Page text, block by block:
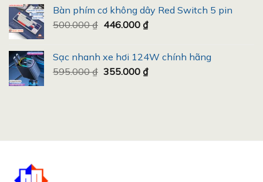
4.00
sao
là:
1.350.000 ₫.
tại
Bàn phím cơ không dây Red Switch 5 pin
500.000₫ Giá
500.000 ₫.
446.000 ₫Giá
là:
446.000 ₫.
Sạc nhanh xe hơi 124W chính hãng
595.000₫ Giá
355.000 ₫Giá